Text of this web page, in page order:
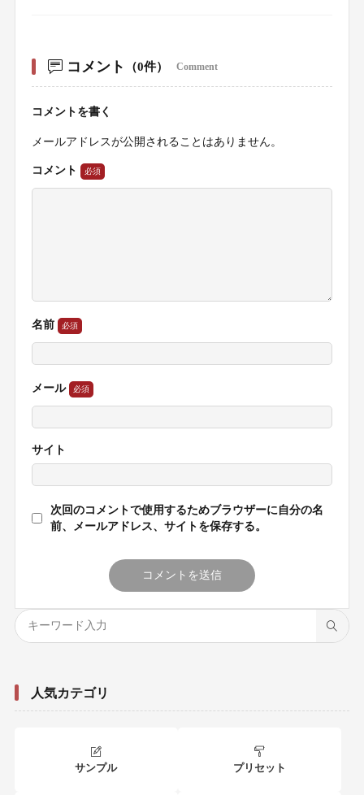
コメント （0件） Comment
コメントを書く
メールアドレスが公開されることはありません。
コメント
名前
メール
サイト
次回のコメントで使用するためブラウザーに自分の名
前、メールアドレス、サイトを保存する。
人気カテゴリ
サンプル プリセット